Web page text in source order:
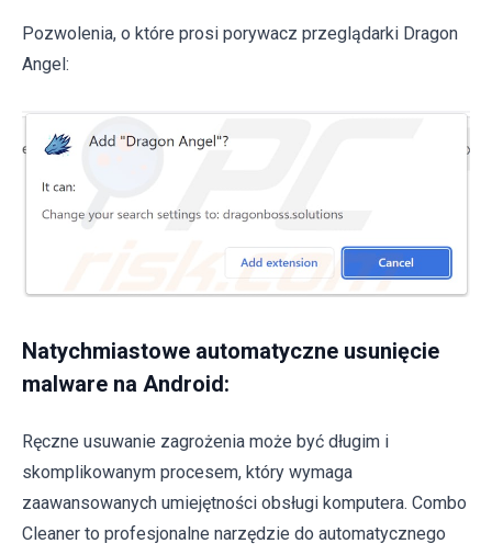
Pozwolenia, o które prosi porywacz przeglądarki Dragon
Angel:
Natychmiastowe automatyczne usunięcie
malware na Android:
Ręczne usuwanie zagrożenia może być długim i
skomplikowanym procesem, który wymaga
zaawansowanych umiejętności obsługi komputera. Combo
Cleaner to profesjonalne narzędzie do automatycznego